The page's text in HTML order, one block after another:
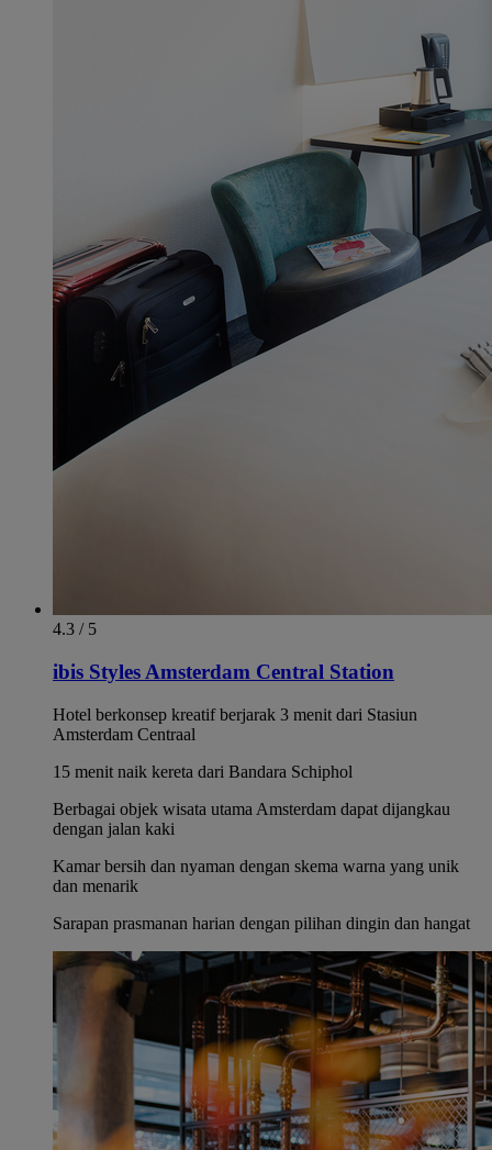
4.3 / 5
ibis Styles Amsterdam Central Station
Hotel berkonsep kreatif berjarak 3 menit dari Stasiun
Amsterdam Centraal
15 menit naik kereta dari Bandara Schiphol
Berbagai objek wisata utama Amsterdam dapat dijangkau
dengan jalan kaki
Kamar bersih dan nyaman dengan skema warna yang unik
dan menarik
Sarapan prasmanan harian dengan pilihan dingin dan hangat